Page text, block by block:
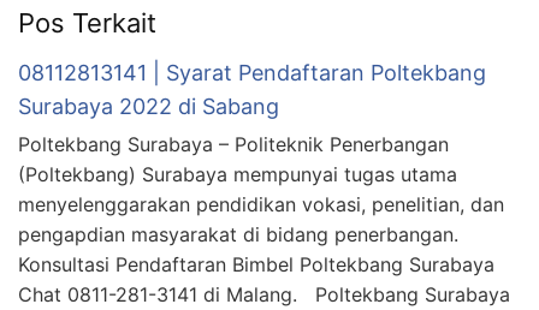
Pos Terkait
08112813141 | Syarat Pendaftaran Poltekbang
Surabaya 2022 di Sabang
Poltekbang Surabaya – Politeknik Penerbangan
(Poltekbang) Surabaya mempunyai tugas utama
menyelenggarakan pendidikan vokasi, penelitian, dan
pengapdian masyarakat di bidang penerbangan.
Konsultasi Pendaftaran Bimbel Poltekbang Surabaya
Chat 0811-281-3141 di Malang. Poltekbang Surabaya